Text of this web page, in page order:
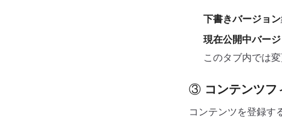
下書きバージョン
現在公開中バー
このタブ内では変
③ コンテンツフ
コンテンツを登録す